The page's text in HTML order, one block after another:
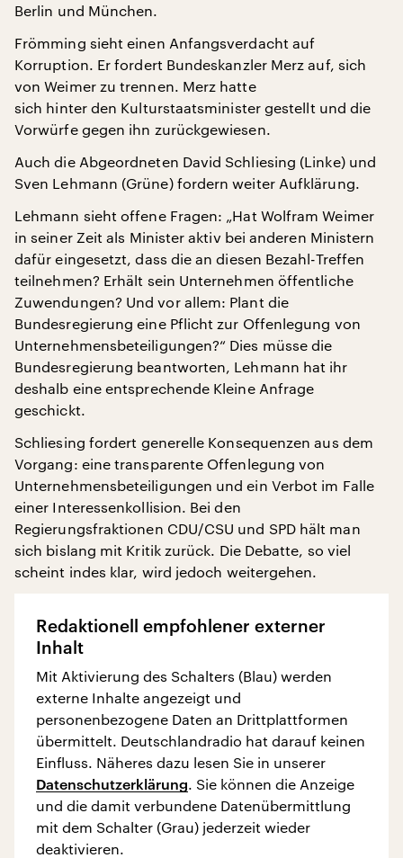
Berlin und München.
Frömming sieht einen Anfangsverdacht auf
Korruption. Er fordert Bundeskanzler Merz auf, sich
von Weimer zu trennen. Merz hatte
sich hinter den Kulturstaatsminister gestellt und die
Vorwürfe gegen ihn zurückgewiesen.
Auch die Abgeordneten David Schliesing (Linke) und
Sven Lehmann (Grüne) fordern weiter Aufklärung.
Lehmann sieht offene Fragen: „Hat Wolfram Weimer
in seiner Zeit als Minister aktiv bei anderen Ministern
dafür eingesetzt, dass die an diesen Bezahl-Treffen
teilnehmen? Erhält sein Unternehmen öffentliche
Zuwendungen? Und vor allem: Plant die
Bundesregierung eine Pflicht zur Offenlegung von
Unternehmensbeteiligungen?“ Dies müsse die
Bundesregierung beantworten, Lehmann hat ihr
deshalb eine entsprechende Kleine Anfrage
geschickt.
Schliesing fordert generelle Konsequenzen aus dem
Vorgang: eine transparente Offenlegung von
Unternehmensbeteiligungen und ein Verbot im Falle
einer Interessenkollision. Bei den
Regierungsfraktionen CDU/CSU und SPD hält man
sich bislang mit Kritik zurück. Die Debatte, so viel
scheint indes klar, wird jedoch weitergehen.
Redaktionell empfohlener externer
Inhalt
Mit Aktivierung des Schalters (Blau) werden
externe Inhalte angezeigt und
personenbezogene Daten an Drittplattformen
übermittelt. Deutschlandradio hat darauf keinen
Einfluss. Näheres dazu lesen Sie in unserer
Datenschutzerklärung . Sie können die Anzeige
und die damit verbundene Datenübermittlung
mit dem Schalter (Grau) jederzeit wieder
deaktivieren.